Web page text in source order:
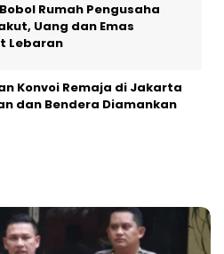
Rumah Pengusaha
Uang dan Emas
Lebaran
Konvoi Remaja di Jakarta
dan Bendera Diamankan